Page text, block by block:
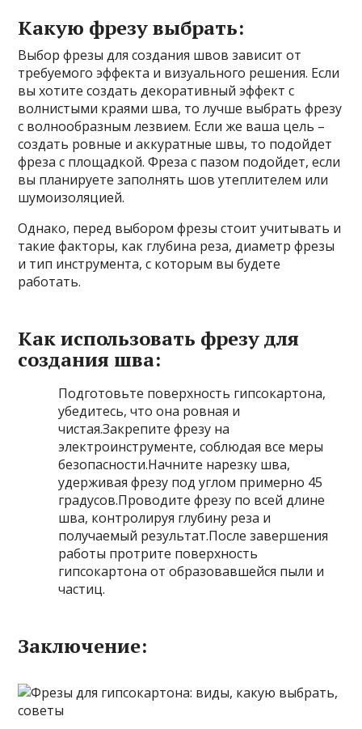
Какую фрезу выбрать:
Выбор фрезы для создания швов зависит от
требуемого эффекта и визуального решения. Если
вы хотите создать декоративный эффект с
волнистыми краями шва, то лучше выбрать фрезу
с волнообразным лезвием. Если же ваша цель –
создать ровные и аккуратные швы, то подойдет
фреза с площадкой. Фреза с пазом подойдет, если
вы планируете заполнять шов утеплителем или
шумоизоляцией.
Однако, перед выбором фрезы стоит учитывать и
такие факторы, как глубина реза, диаметр фрезы
и тип инструмента, с которым вы будете
работать.
Как использовать фрезу для
создания шва:
Подготовьте поверхность гипсокартона,
убедитесь, что она ровная и
чистая.Закрепите фрезу на
электроинструменте, соблюдая все меры
безопасности.Начните нарезку шва,
удерживая фрезу под углом примерно 45
градусов.Проводите фрезу по всей длине
шва, контролируя глубину реза и
получаемый результат.После завершения
работы протрите поверхность
гипсокартона от образовавшейся пыли и
частиц.
Заключение: